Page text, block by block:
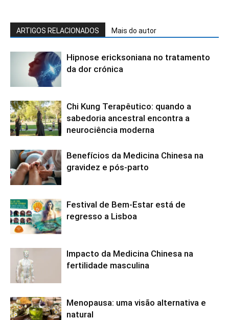
ARTIGOS RELACIONADOS Mais do autor
Hipnose ericksoniana no tratamento
da dor crónica
Chi Kung Terapêutico: quando a
sabedoria ancestral encontra a
neurociência moderna
Benefícios da Medicina Chinesa na
gravidez e pós-parto
Festival de Bem-Estar está de
regresso a Lisboa
Impacto da Medicina Chinesa na
fertilidade masculina
Menopausa: uma visão alternativa e
natural